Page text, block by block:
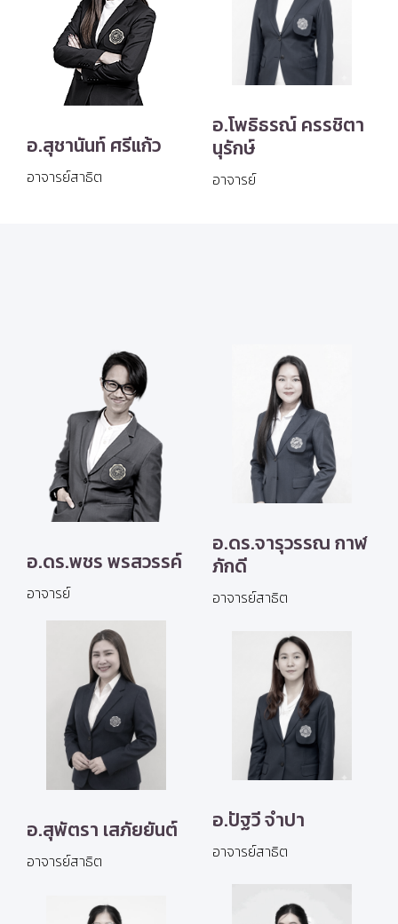
อ.สุชานันท์ ศรีแก้ว
อาจารย์สาธิต
อ.โพธิธรณ์ ครรชิตา
นุรักษ์
อาจารย์
อ.ดร.พชร พรสวรรค์
อาจารย์
อ.ดร.จารุวรรณ กาฬ
ภักดี
อาจารย์สาธิต
อ.สุพัตรา เสภัยยันต์
อาจารย์สาธิต
อ.ปัฐวี จำปา
อาจารย์สาธิต